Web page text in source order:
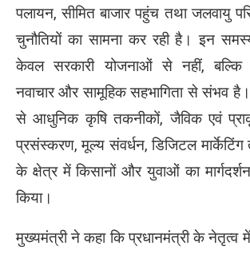
पलायन, सीमित बाजार पहुंच तथा जलवायु
चुनौतियों का सामना कर रही है। इन
केवल सरकारी योजनाओं से नहीं, बल्कि
नवाचार और सामूहिक सहभागिता से संभव है।
से आधुनिक कृषि तकनीकों, जैविक एवं
प्रसंस्करण, मूल्य संवर्धन, डिजिटल मार्केटिंग
के क्षेत्र में किसानों और युवाओं का
किया।
मुख्यमंत्री ने कहा कि प्रधानमंत्री के नेतृत्व